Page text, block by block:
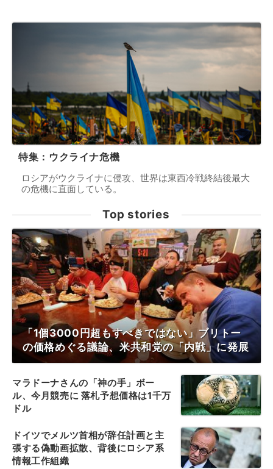
特集：ウクライナ危機
ロシアがウクライナに侵攻、世界は東西冷戦終結後最大
の危機に直面している。
Top stories
「1個3000円超もすべきではない」ブリトー
の価格めぐる議論、米共和党の「内戦」に発展
マラドーナさんの「神の手」ボー
ル、今月競売に 落札予想価格は1千万
ドル
ドイツでメルツ首相が辞任計画と主
張する偽動画拡散、背後にロシア系
情報工作組織